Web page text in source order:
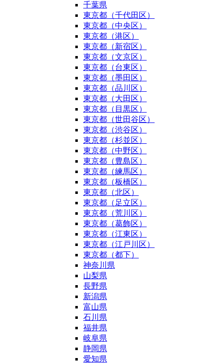
千葉県
東京都（千代田区）
東京都（中央区）
東京都（港区）
東京都（新宿区）
東京都（文京区）
東京都（台東区）
東京都（墨田区）
東京都（品川区）
東京都（大田区）
東京都（目黒区）
東京都（世田谷区）
東京都（渋谷区）
東京都（杉並区）
東京都（中野区）
東京都（豊島区）
東京都（練馬区）
東京都（板橋区）
東京都（北区）
東京都（足立区）
東京都（荒川区）
東京都（葛飾区）
東京都（江東区）
東京都（江戸川区）
東京都（都下）
神奈川県
山梨県
長野県
新潟県
富山県
石川県
福井県
岐阜県
静岡県
愛知県